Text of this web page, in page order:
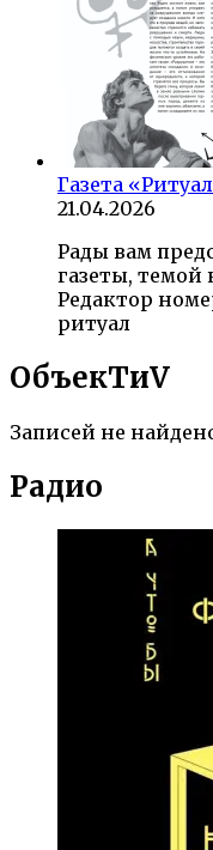
Газета
21.04.2026
Рады вам
газеты, темой
Редактор
ритуал
ОбъекTиV
Записей не
Радио